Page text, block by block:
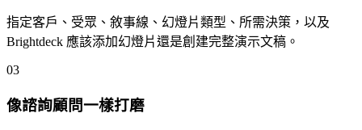
指定客戶、受眾、敘事線、幻燈片類型、所需決策，以及
Brightdeck 應該添加幻燈片還是創建完整演示文稿。
03
像諮詢顧問一樣打磨